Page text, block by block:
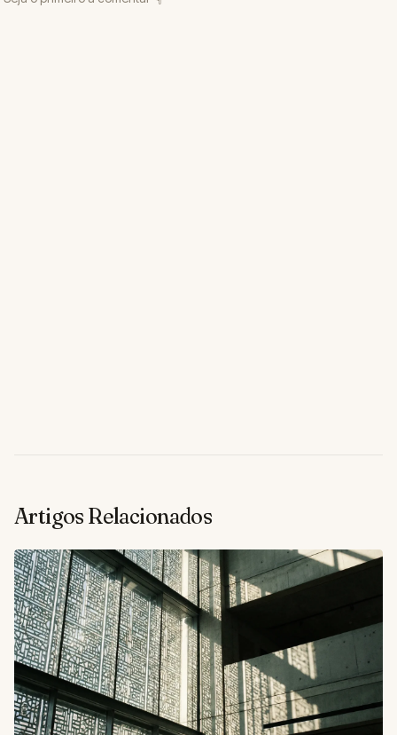
Artigos Relacionados